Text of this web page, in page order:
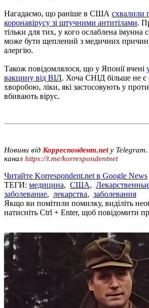
Нагадаємо, що раніше в США схвалили
коронавірусу зі штучними антитілами.
тільки для тих, у кого ослаблена імунна
може бути щеплений з медичних причин
алергію.
Також повідомлялося, що у Японії вчені
вакцину від ВІЛ. Хоча СНІД більше не є
хворобою, ліки, які застосовують у
вбивають вірус.
Новини від Корреспондент.net у
канал https://t.me/korrespondentnet
Читайте Korrespondent.net в Google News
ТЕГИ: медицина, США,
заболевание, лекарства, заболевания
Якщо ви помітили помилку, виділіть
натисніть Ctrl + Enter, щоб повідомити